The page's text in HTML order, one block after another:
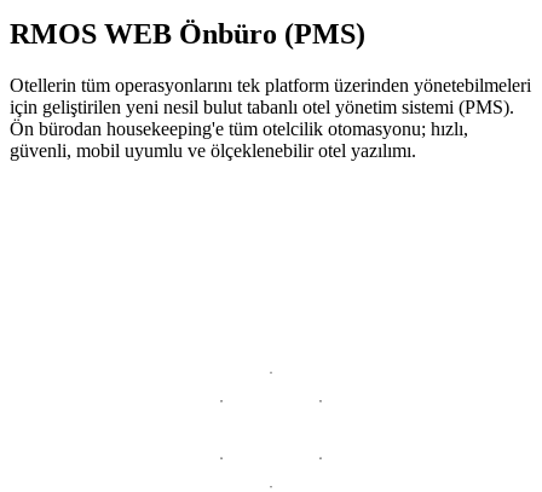
RMOS WEB Önbüro (PMS)
Otellerin tüm operasyonlarını tek platform üzerinden yönetebilmeleri
için geliştirilen yeni nesil bulut tabanlı otel yönetim sistemi (PMS).
Ön bürodan housekeeping'e tüm otelcilik otomasyonu; hızlı,
güvenli, mobil uyumlu ve ölçeklenebilir otel yazılımı.